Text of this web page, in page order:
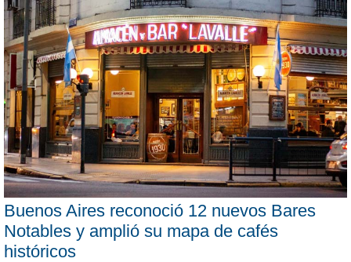
Buenos Aires reconoció 12 nuevos Bares
Notables y amplió su mapa de cafés
históricos